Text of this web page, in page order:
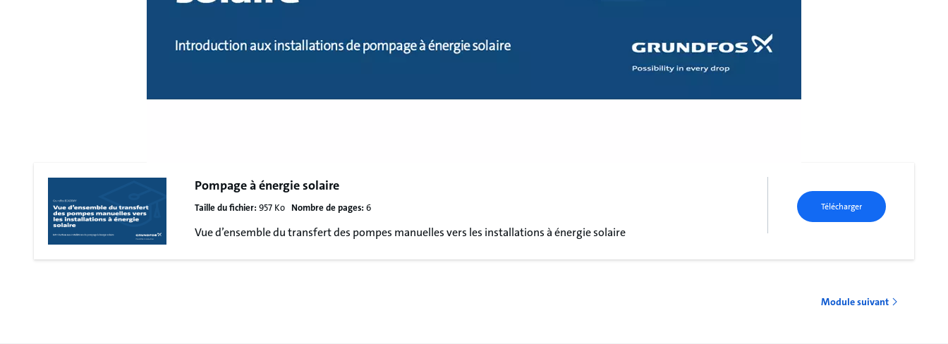
Pompage à énergie solaire
Taille du fichier: 957 Ko Nombre de pages: 6
Vue d’ensemble du transfert des pompes manuelles vers les installations à énergie solaire
Télécharger
Module suivant